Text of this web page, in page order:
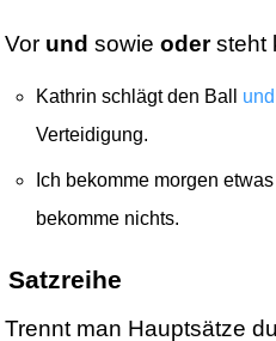
Vor und sowieodersteht
Kathrin schlägt den Ball und
Verteidigung.
Ich bekomme morgen
bekomme nichts.
Satzreihe
Trennt man Hauptsätze